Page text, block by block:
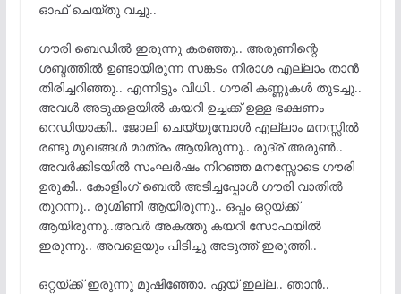
ഓഫ്‌ ചെയ്തു വച്ചു..
ഗൗരി ബെഡിൽ ഇരുന്നു കരഞ്ഞു.. അരുണിന്റെ
ശബ്ദത്തിൽ ഉണ്ടായിരുന്ന സങ്കടം നിരാശ എല്ലാം താൻ
തിരിച്ചറിഞ്ഞു.. എന്നിട്ടും വിധി.. ഗൗരി കണ്ണുകൾ തുടച്ചു..
അവൾ അടുക്കളയിൽ കയറി ഉച്ചക്ക് ഉള്ള ഭക്ഷണം
റെഡിയാക്കി.. ജോലി ചെയ്യുമ്പോൾ എല്ലാം മനസ്സിൽ
രണ്ടു മുഖങ്ങൾ മാത്രം ആയിരുന്നു.. രുദ്ര് അരുൺ..
അവർക്കിടയിൽ സംഘർഷം നിറഞ്ഞ മനസ്സോടെ ഗൗരി
ഉരുകി.. കോളിംഗ് ബെൽ അടിച്ചപ്പോൾ ഗൗരി വാതിൽ
തുറന്നു.. രുഗ്മിണി ആയിരുന്നു.. ഒപ്പം ഒറ്റയ്ക്ക്
ആയിരുന്നു..അവർ അകത്തു കയറി സോഫയിൽ
ഇരുന്നു.. അവളെയും പിടിച്ചു അടുത്ത് ഇരുത്തി..
ഒറ്റയ്ക്ക് ഇരുന്നു മുഷിഞ്ഞോ. ഏയ് ഇല്ല.. ഞാൻ..